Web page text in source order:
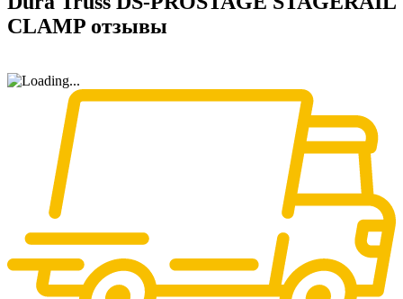
CLAMP отзывы